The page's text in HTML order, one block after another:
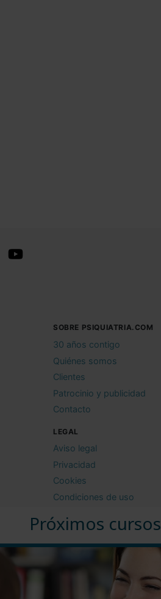
Próximos cursos
SOBRE PSIQUIATRIA.COM
30 años contigo
Quiénes somos
Clientes
Patrocinio y publicidad
Contacto
LEGAL
Aviso legal
Privacidad
Cookies
Condiciones de uso